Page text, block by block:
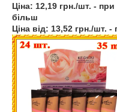
Ціна: 12,19 грн./шт. - при
більш
Ціна від: 13,52 грн./шт. -